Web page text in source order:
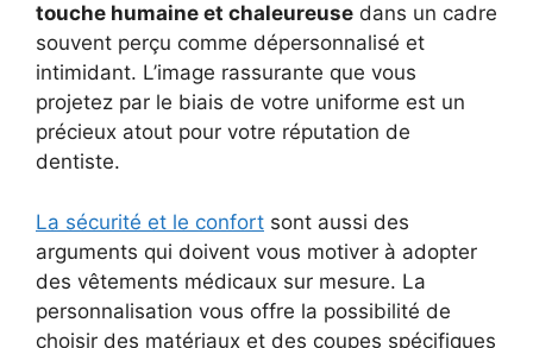
touche humaine et chaleureuse dans un cadre
souvent perçu comme dépersonnalisé et
intimidant. L’image rassurante que vous
projetez par le biais de votre uniforme est un
précieux atout pour votre réputation de
dentiste.
La sécurité et le confort sont aussi des
arguments qui doivent vous motiver à adopter
des vêtements médicaux sur mesure. La
personnalisation vous offre la possibilité de
choisir des matériaux et des coupes spécifiques